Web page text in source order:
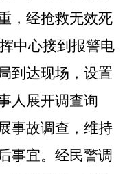
，经抢救无效死
中心接到报警电
到达现场，设置
人展开调查询
事故调查，维持
事宜。经民警调